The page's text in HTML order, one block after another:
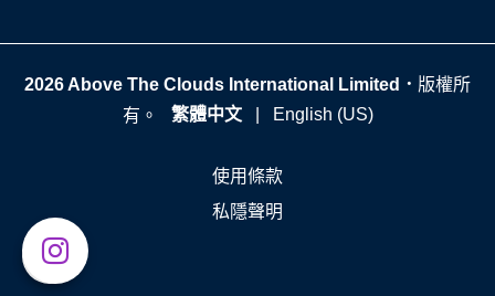
2026 Above The Clouds International Limited． 版權所
有。
繁體中文 English (US)
使用條款
私隱聲明